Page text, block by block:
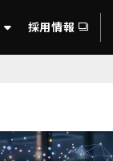
採用情報